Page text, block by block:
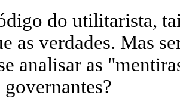
do utilitarista,
as verdades. Mas
analisar as
governantes?